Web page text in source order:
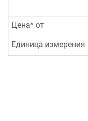
Цена* от
Единица измерения